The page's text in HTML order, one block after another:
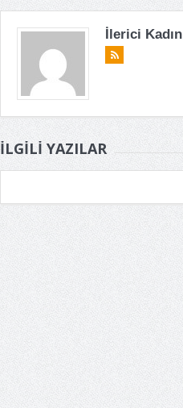
İlerici Kadın
İLGILI YAZILAR